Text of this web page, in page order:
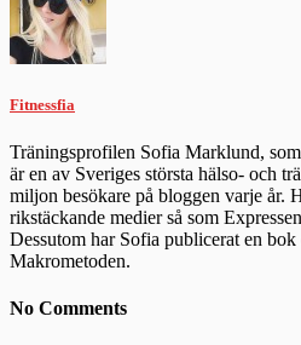
Fitnessfia
Träningsprofilen Sofia Marklund,
är en av Sveriges största hälso- och
miljon besökare på bloggen varje år.
rikstäckande medier så som
Dessutom har Sofia publicerat en
Makrometoden.
No Comments